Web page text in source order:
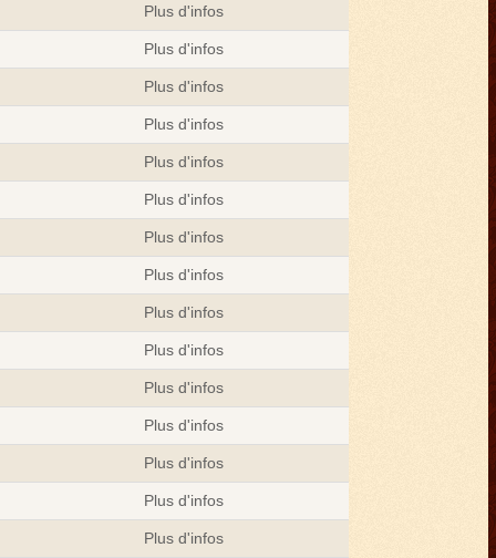
Plus d'infos
Plus d'infos
Plus d'infos
Plus d'infos
Plus d'infos
Plus d'infos
Plus d'infos
Plus d'infos
Plus d'infos
Plus d'infos
Plus d'infos
Plus d'infos
Plus d'infos
Plus d'infos
Plus d'infos